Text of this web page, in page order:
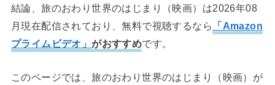
結論、旅のおわり世界のはじまり（映画）は2026年08
月現在配信されており、無料で視聴するなら
「Amazon
プライムビデオ」がおすすめです。
このページでは、旅のおわり世界のはじまり（映画）が